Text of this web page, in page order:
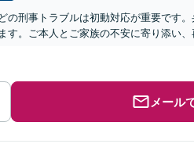
の刑事トラブルは初動対応が重要です
。ご本人とご家族の不安に寄り添い、
メール